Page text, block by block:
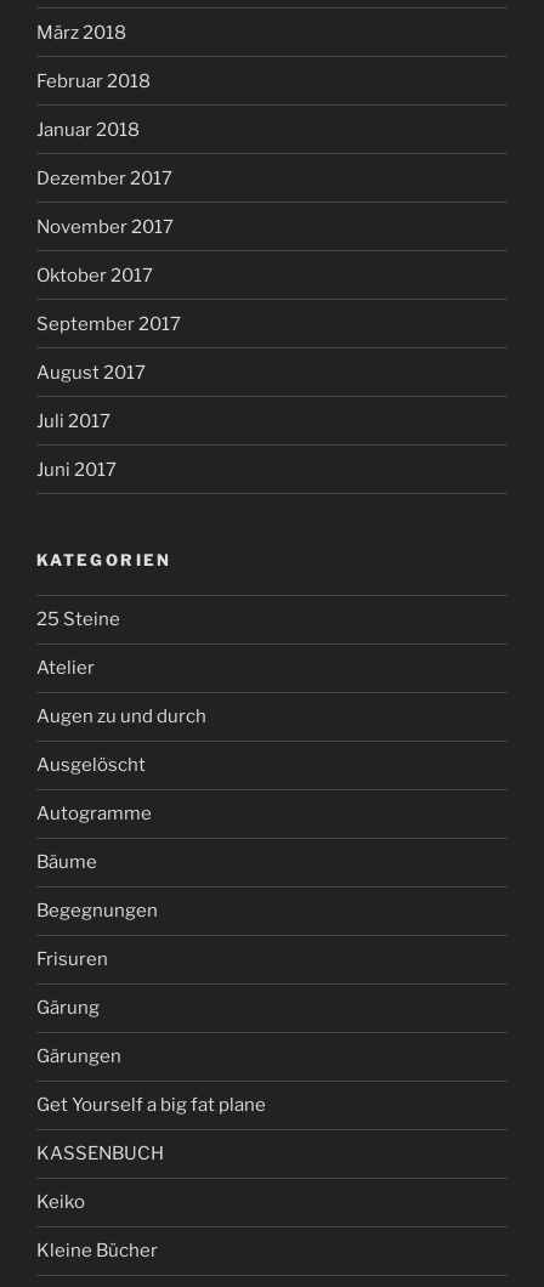
März 2018
Februar 2018
Januar 2018
Dezember 2017
November 2017
Oktober 2017
September 2017
August 2017
Juli 2017
Juni 2017
KATEGORIEN
25 Steine
Atelier
Augen zu und durch
Ausgelöscht
Autogramme
Bäume
Begegnungen
Frisuren
Gärung
Gärungen
Get Yourself a big fat plane
KASSENBUCH
Keiko
Kleine Bücher